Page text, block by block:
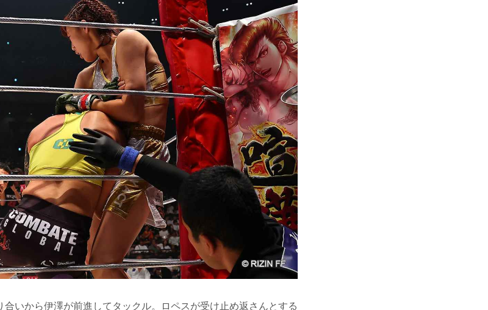
いから伊澤が前進してタックル。ロペスが受け止め返さんとする